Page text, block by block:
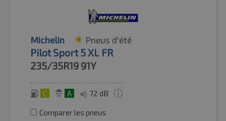
Michelin Pneus d'été
Pilot Sport 5 XL FR
235/35R19 91Y
C A 72 dB
Comparer les pneus